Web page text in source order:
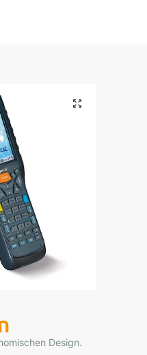
Design.